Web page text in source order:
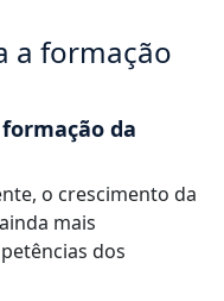
a formação
da
o crescimento da
mais
dos